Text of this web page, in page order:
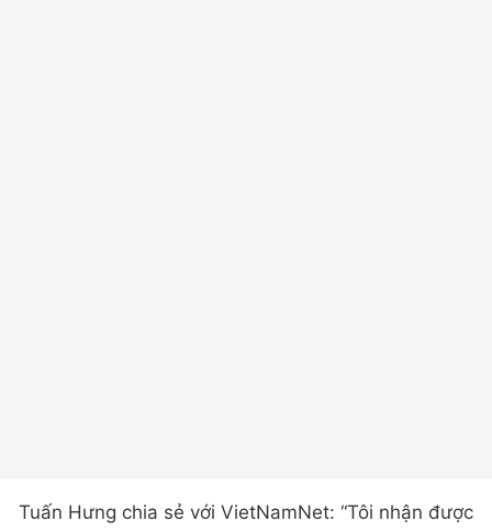
Tuấn Hưng chia sẻ với VietNamNet: “Tôi nhận được